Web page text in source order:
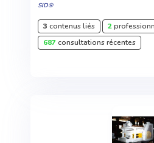
SID®
3 contenus liés 2
687consultations récentes